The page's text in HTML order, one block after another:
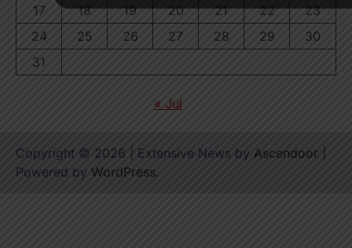
17
18 19 20 21 22
23
24
25 26 27 28 29
30
31
« Jul
Copyright © 2026 | Extensive News by Ascendoor
Powered by WordPress.